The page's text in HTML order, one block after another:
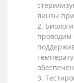
линзы
2.
проводим
3.